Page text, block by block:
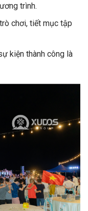
trình.
chơi, tiết mục tập
kiện thành công là